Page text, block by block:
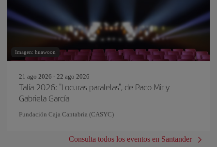
Imagen: huawoon
21 ago 2026 - 22 ago 2026
Talía 2026: "Locuras paralelas", de Paco Mir y
Gabriela García
Fundación Caja Cantabria (CASYC)
Consulta todos los eventos en Santander